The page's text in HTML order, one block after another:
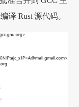
译 Rust 源代码。